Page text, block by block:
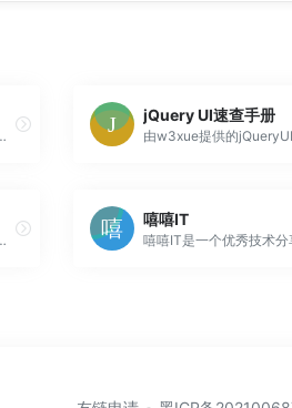
乎是任何类型项目的流行工具！
jQuery UI速查手册
添加命令,例子,收藏命令的搜索平台.
嘻嘻IT